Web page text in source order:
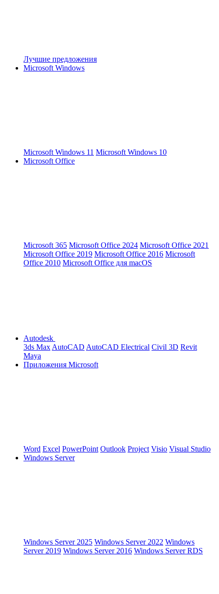
Лучшие предложения
Microsoft Windows
Microsoft Windows 11 Microsoft Windows 10
Microsoft Office
Microsoft 365 Microsoft Office 2024 Microsoft Office 2021
Microsoft Office 2019 Microsoft Office 2016 Microsoft
Office 2010 Microsoft Office для macOS
Autodesk
3ds Max AutoCAD AutoCAD Electrical Civil 3D Revit
Maya
Приложения Microsoft
Word Excel PowerPoint Outlook Project Visio Visual Studio
Windows Server
Windows Server 2025 Windows Server 2022 Windows
Server 2019 Windows Server 2016 Windows Server RDS